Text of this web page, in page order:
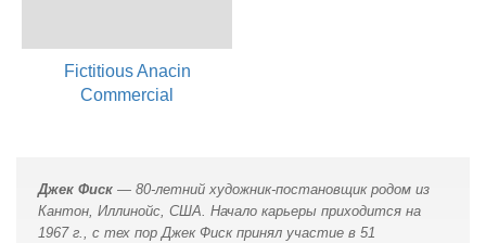
Fictitious Anacin
Commercial
Джек Фиск — 80-летний художник-постановщик родом из
Кантон, Иллинойс, США. Начало карьеры приходится на
1967 г., с тех пор Джек Фиск принял участие в 51